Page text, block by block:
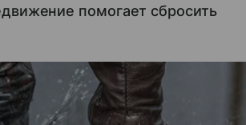
помогает сбросить